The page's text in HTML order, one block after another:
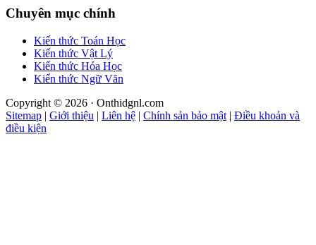
Chuyên mục chính
Kiến thức Toán Học
Kiến thức Vật Lý
Kiến thức Hóa Học
Kiến thức Ngữ Văn
Copyright © 2026 · Onthidgnl.com
Sitemap | Giới thiệu | Liên hệ | Chính sản bảo mật | Điều khoản và
điều kiện